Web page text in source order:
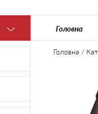
Головна
Головна /